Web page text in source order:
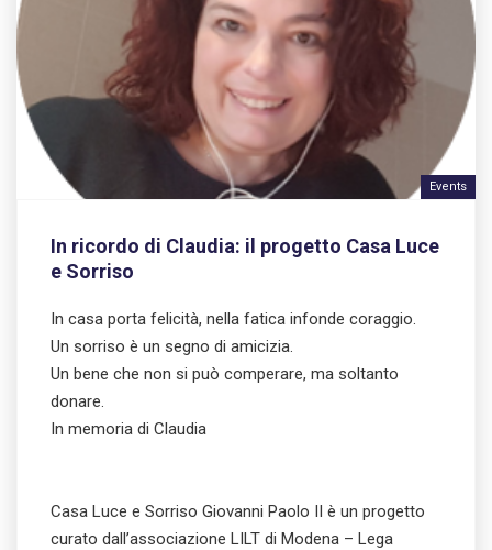
Events
In ricordo di Claudia: il progetto Casa Luce
e Sorriso
In casa porta felicità, nella fatica infonde coraggio.
Un sorriso è un segno di amicizia.
Un bene che non si può comperare, ma soltanto
donare.
In memoria di Claudia
Casa Luce e Sorriso Giovanni Paolo II è un progetto
curato dall’associazione LILT di Modena – Lega